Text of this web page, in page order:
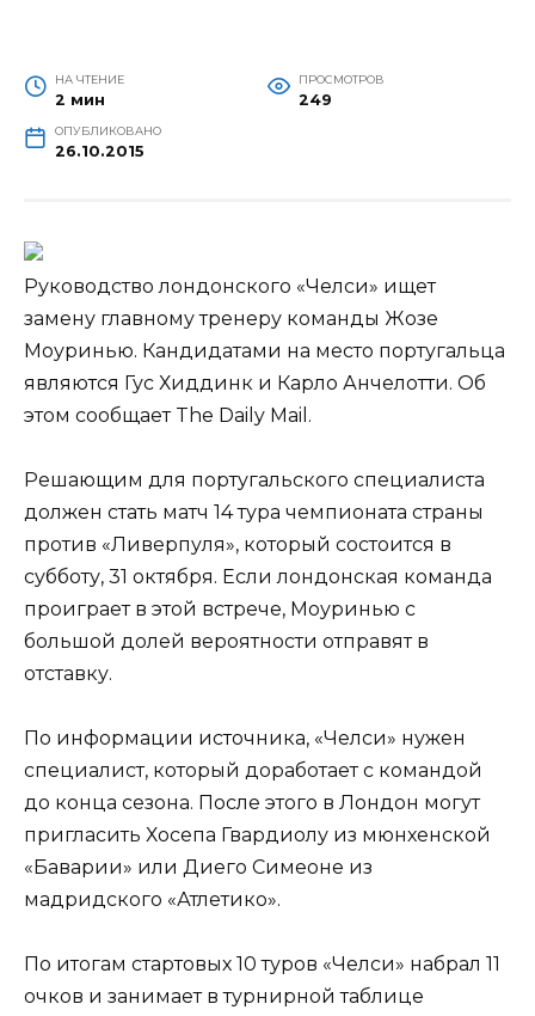
НА ЧТЕНИЕ
2 мин
ПРОСМОТРОВ
249
ОПУБЛИКОВАНО
26.10.2015
Руководство лондонского «Челси» ищет
замену главному тренеру команды Жозе
Моуринью. Кандидатами на место португальца
являются Гус Хиддинк и Карло Анчелотти. Об
этом сообщает The Daily Mail.
Решающим для португальского специалиста
должен стать матч 14 тура чемпионата страны
против «Ливерпуля», который состоится в
субботу, 31 октября. Если лондонская команда
проиграет в этой встрече, Моуринью с
большой долей вероятности отправят в
отставку.
По информации источника, «Челси» нужен
специалист, который доработает с командой
до конца сезона. После этого в Лондон могут
пригласить Хосепа Гвардиолу из мюнхенской
«Баварии» или Диего Симеоне из
мадридского «Атлетико».
По итогам стартовых 10 туров «Челси» набрал 11
очков и занимает в турнирной таблице